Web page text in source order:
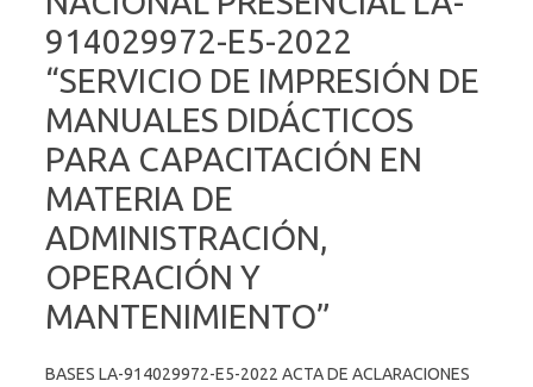
914029972-E5-2022
“SERVICIO DE IMPRESIÓN DE
MANUALES DIDÁCTICOS
PARA CAPACITACIÓN EN
MATERIA DE
ADMINISTRACIÓN,
OPERACIÓN Y
MANTENIMIENTO”
BASES LA-914029972-E5-2022 ACTA DE ACLARACIONES